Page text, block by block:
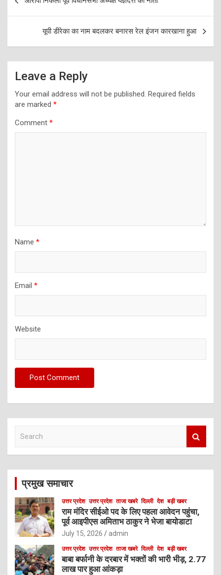
navigation
यूपी डीरेका का नाम बदलकर बनारस रेल इंजन कारखाना हुआ
Leave a Reply
Your email address will not be published. Required fields
are marked *
Comment *
Name *
Email *
Website
c
प्रमुख समाचार
उत्तर प्रदेश उत्तर प्रदेश ताजा खबरे दिल्ली देश बड़ी खबर
राम मंदिर सीईओ पद के लिए पहला आवेदन पहुंचा,
पूर्व आइपीएस अमिताभ ठाकुर ने भेजा बायोडाटा
July 15, 2026 admin
उत्तर प्रदेश उत्तर प्रदेश ताजा खबरे दिल्ली देश बड़ी खबर
बाबा बर्फानी के दरबार में भक्तों की भारी भीड़, 2.77
लाख पार हुआ आंकड़ा